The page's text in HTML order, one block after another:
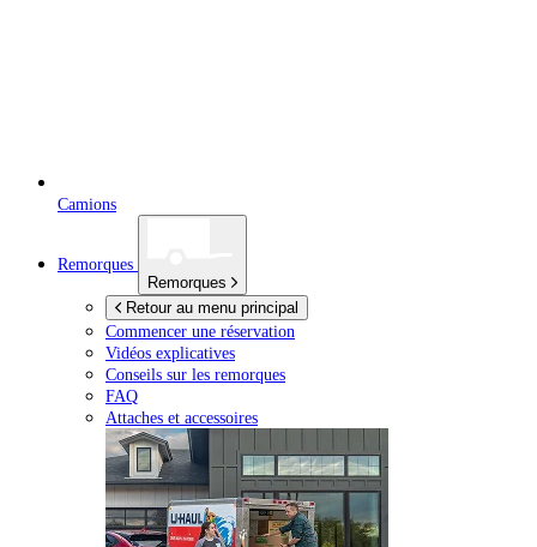
Camions
Remorques
Remorques
Retour au menu principal
Commencer une réservation
Vidéos explicatives
Conseils sur les remorques
FAQ
Attaches et accessoires